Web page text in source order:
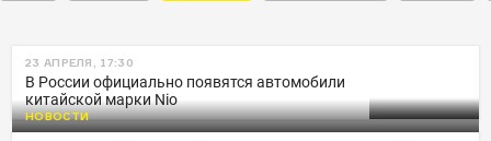
Nio создала роскошную версию
внедорожника за 4 млн рублей
23 АПРЕЛЯ, 17:30
В России официально появятся автомобили
китайской марки Nio
НОВОСТИ